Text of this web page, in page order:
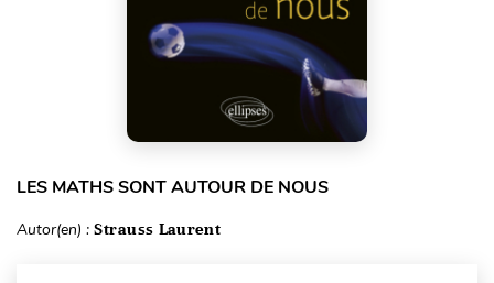
LES MATHS SONT AUTOUR DE NOUS
Autor(en) : Strauss Laurent